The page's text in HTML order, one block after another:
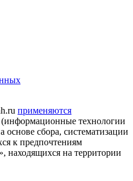
применяются
(информационные технологии
сбора, систематизации
к предпочтениям
находящихся на территории